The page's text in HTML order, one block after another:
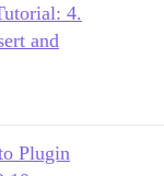
4.
and
Plugin